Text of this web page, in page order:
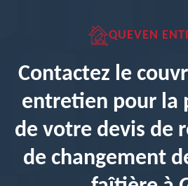
QUEVEN
Contactez le
entretien pour la
de votre devis de
de changement